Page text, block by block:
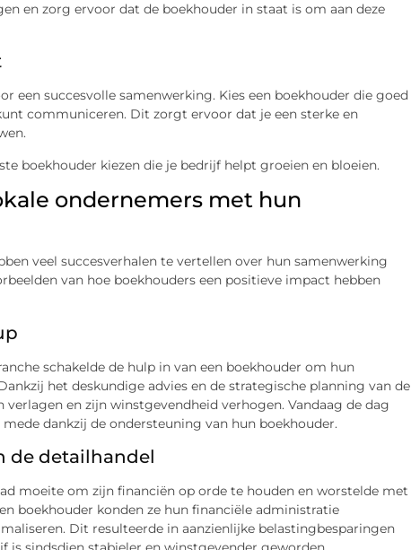
en zorg ervoor dat de boekhouder in staat is om aan deze
een succesvolle samenwerking. Kies een boekhouder die goed
communiceren. Dit zorgt ervoor dat je een sterke en
boekhouder kiezen die je bedrijf helpt groeien en bloeien.
ondernemers met hun
veel succesverhalen te vertellen over hun samenwerking
van hoe boekhouders een positieve impact hebben
schakelde de hulp in van een boekhouder om hun
het deskundige advies en de strategische planning van de
en zijn winstgevendheid verhogen. Vandaag de dag
dankzij de ondersteuning van hun boekhouder.
de detailhandel
moeite om zijn financiën op orde te houden en worstelde met
boekhouder konden ze hun financiële administratie
Dit resulteerde in aanzienlijke belastingbesparingen